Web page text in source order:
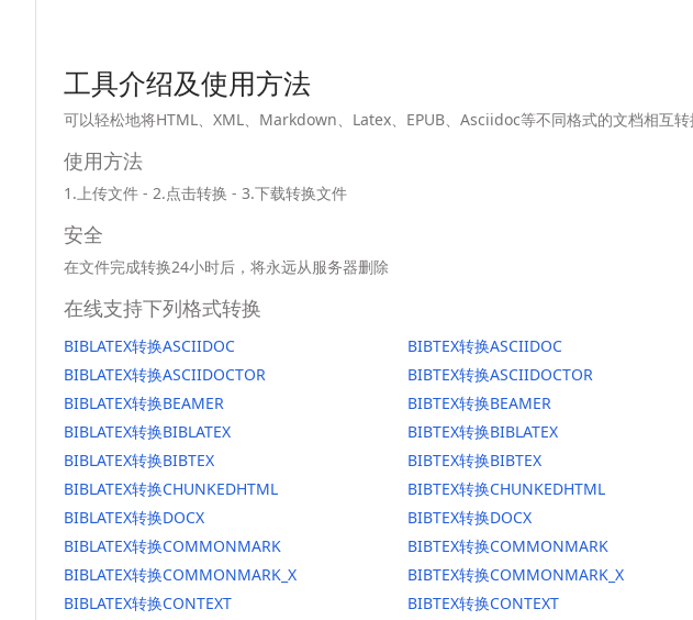
工具介绍及使用方法
可以轻松地将HTML、XML、Markdown、Latex、EPUB、Asciidoc等不同格式的文档相互转
使用方法
1.上传文件 - 2.点击转换 - 3.下载转换文件
安全
在文件完成转换24小时后，将永远从服务器删除
在线支持下列格式转换
BIBLATEX转换ASCIIDOC
BIBLATEX转换ASCIIDOCTOR
BIBLATEX转换BEAMER
BIBLATEX转换BIBLATEX
BIBLATEX转换BIBTEX
BIBLATEX转换CHUNKEDHTML
BIBLATEX转换DOCX
BIBLATEX转换COMMONMARK
BIBLATEX转换COMMONMARK_X
BIBLATEX转换CONTEXT
BIBTEX转换ASCIIDOC
BIBTEX转换ASCIIDOCTOR
BIBTEX转换BEAMER
BIBTEX转换BIBLATEX
BIBTEX转换BIBTEX
BIBTEX转换CHUNKEDHTML
BIBTEX转换DOCX
BIBTEX转换COMMONMARK
BIBTEX转换COMMONMARK_X
BIBTEX转换CONTEXT